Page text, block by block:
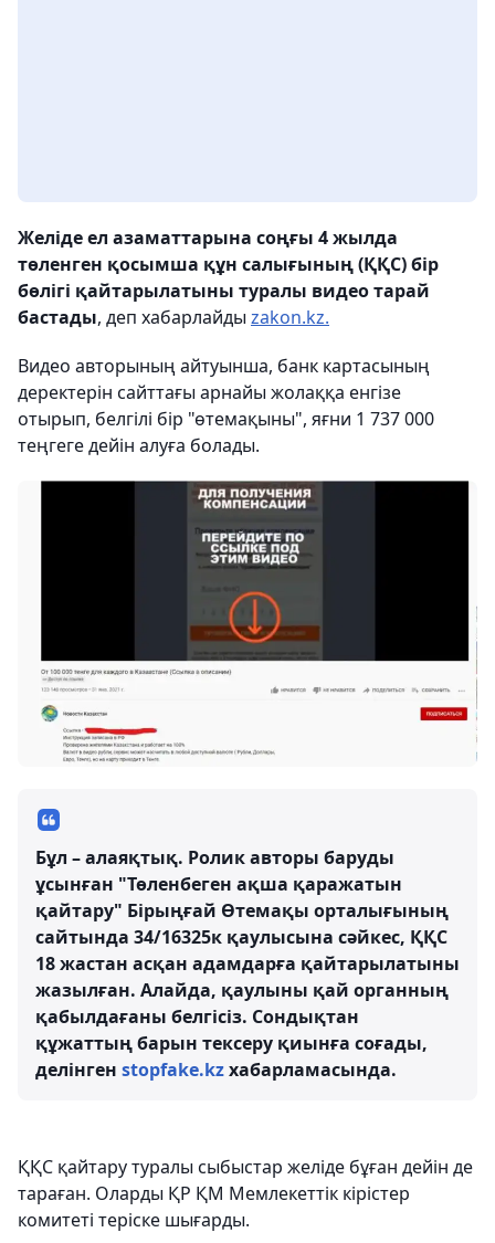
Желіде ел азаматтарына соңғы 4 жылда
төленген қосымша құн салығының (ҚҚС) бір
бөлігі қайтарылатыны туралы видео тарай
бастады, деп хабарлайды zakon.kz.
Видео авторының айтуынша, банк картасының
деректерін сайттағы арнайы жолаққа енгізе
отырып, белгілі бір "өтемақыны", яғни 1 737 000
теңгеге дейін алуға болады.
Бұл – алаяқтық. Ролик авторы баруды
ұсынған "Төленбеген ақша қаражатын
қайтару" Бірыңғай Өтемақы орталығының
сайтында 34/16325к қаулысына сәйкес, ҚҚС
18 жастан асқан адамдарға қайтарылатыны
жазылған. Алайда, қаулыны қай органның
қабылдағаны белгісіз. Сондықтан
құжаттың барын тексеру қиынға соғады,
делінген stopfake.kzхабарламасында.
ҚҚС қайтару туралы сыбыстар желіде бұған дейін де
тараған. Оларды ҚР ҚМ Мемлекеттік кірістер
комитеті теріске шығарды.